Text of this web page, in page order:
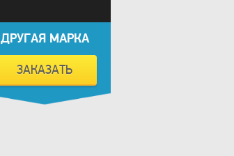
ДРУГАЯ МАРКА
ЗАКАЗАТЬ